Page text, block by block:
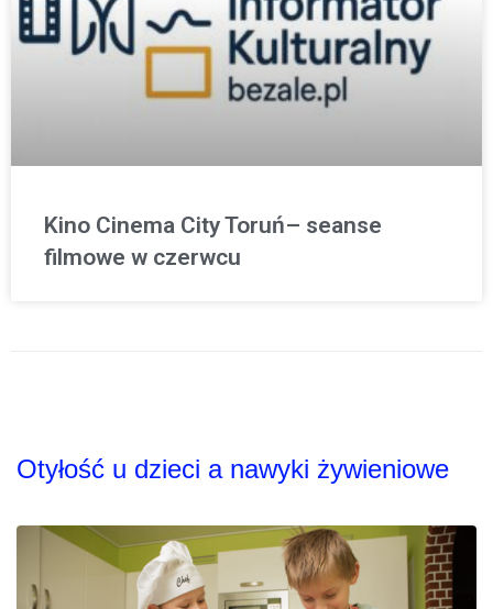
Kino Cinema City Toruń– seanse
filmowe w czerwcu
Otyłość u dzieci a nawyki żywieniowe